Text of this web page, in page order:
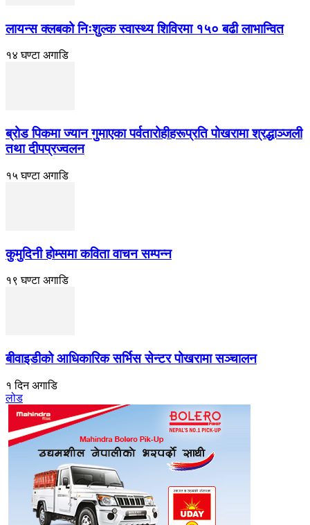
लायन्स क्लबको निःशुल्क स्वास्थ्य शिविरमा १५० बढी लाभान्वित
१४ घण्टा अगाडि
ब्रोड पिकमा ज्यान गुमाएका पर्वतारोहीहरूप्रति पोखरामा श्रद्धाञ्जली
तथा दीपप्रज्वलन
१५ घण्टा अगाडि
कुमुदिनी होम्समा कविता वाचन सम्पन्न
१९ घण्टा अगाडि
बीवाइडीको आधिकारिक सर्भिस सेन्टर पोखरामा सञ्चालन
१ दिन अगाडि
लोड